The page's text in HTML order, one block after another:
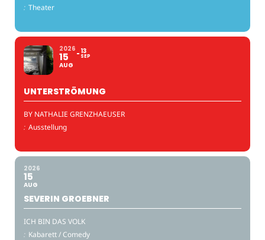
: Theater
2026
15
AUG
13
SEP
UNTERSTRÖMUNG
BY NATHALIE GRENZHAEUSER
: Ausstellung
2026
15
AUG
SEVERIN GROEBNER
ICH BIN DAS VOLK
: Kabarett / Comedy